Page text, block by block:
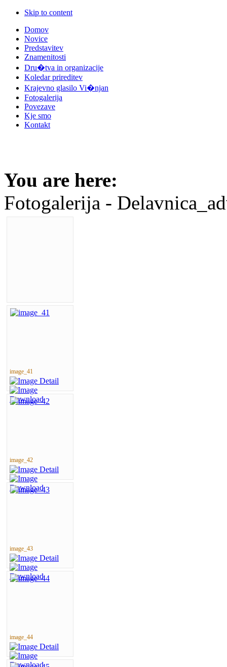
Skip to content
Domov
Novice
Predstavitev
Znamenitosti
Dru�tva in organizacije
Koledar prireditev
Krajevno glasilo Vi�njan
Fotogalerija
Povezave
Kje smo
Kontakt
You are here:
Fotogalerija -
image_41
image_42
image_43
image_44